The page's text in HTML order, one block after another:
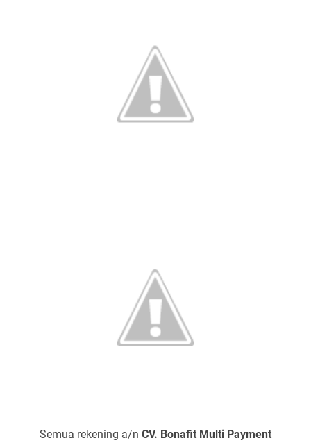
Semua rekening a/n CV. Bonafit Multi Payment